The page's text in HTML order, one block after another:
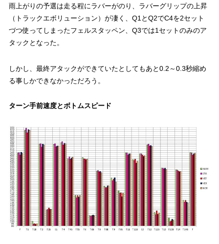
雨上がりの予選は走る程にラバーがのり、ラバーグリップの上昇
（トラックエボリューション）が凄く、Q1とQ2でC4を2セット
づつ使ってしまったフェルスタッペン、Q3では1セットのみのア
タックとなった。
しかし、最終アタックができていたとしてもあと0.2～0.3秒縮め
る事しかできなかっただろう。
ターン手前速度とボトムスピード